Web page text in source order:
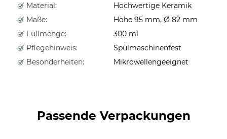
Material:
Hochwertige Keramik
Maße:
Höhe 95 mm, Ø 82 mm
Füllmenge:
300 ml
Pflegehinweis:
Spülmaschinenfest
Besonderheiten:
Mikrowellengeeignet
Passende Verpackungen